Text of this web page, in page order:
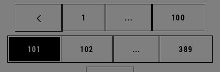
Página
1 ... Páginas intermedias
Página
100
Página
101 Página
102 ... Páginas intermedias
Página
389